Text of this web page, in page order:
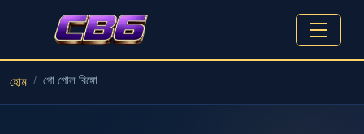
হোম গো গোল বিঙ্গো